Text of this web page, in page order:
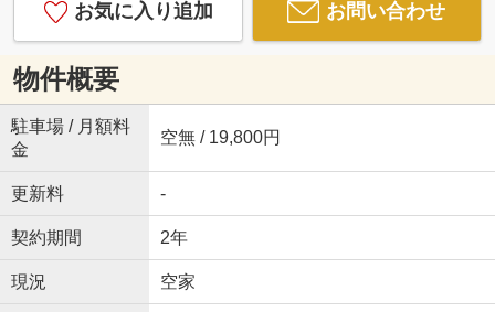
お気に入り追加 お問い合わせ
物件概要
駐車場 / 月額料
金
空無 / 19,800円
更新料 -
契約期間 2年
現況 空家